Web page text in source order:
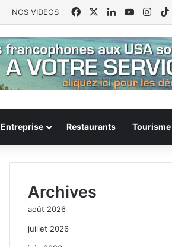
NOS VIDEOS FacebookLinkedinYouTube
Entreprise Restaurants Tourisme
Archives
août 2026
juillet 2026